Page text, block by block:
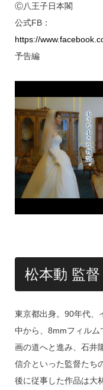
Ⓒ八王子日本閣
公式FB：
https://
予告編
松本動 監
東京都出身。90年代、
中から、8mmフィル
画の道へと進み、石井
信介といった監督たち
後に従事した作品は大